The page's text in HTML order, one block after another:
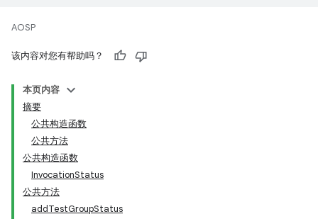
AOSP
该内容对您有帮助吗？
本页内容
摘要
公共构造函数
公共方法
公共构造函数
InvocationStatus
公共方法
addTestGroupStatus